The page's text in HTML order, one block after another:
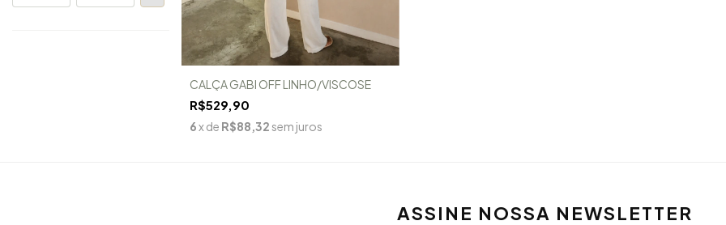
CALÇA GABI OFF LINHO/VISCOSE
R$529,90
6x de R$88,32 sem juros
ASSINE NOSSA NEWSLETTER